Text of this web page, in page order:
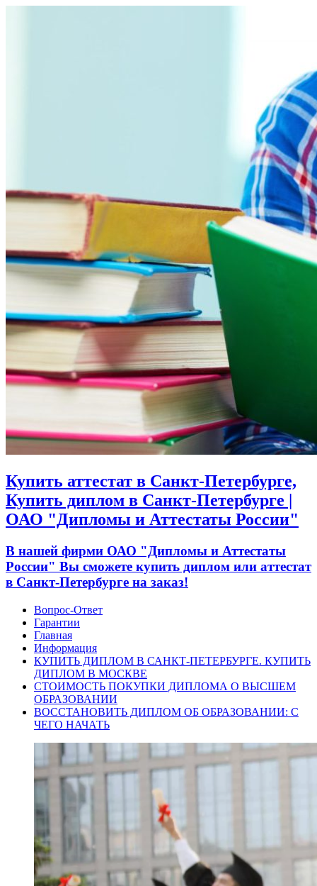
Купить аттестат в Санкт-Петербурге,
Купить диплом в Санкт-Петербурге |
ОАО "Дипломы и Аттестаты России"
В нашей фирми ОАО "Дипломы и Аттестаты
России" Вы сможете купить диплом или аттестат
в Санкт-Петербурге на заказ!
Вопрос-Ответ
Гарантии
Главная
Информация
КУПИТЬ ДИПЛОМ В САНКТ-ПЕТЕРБУРГЕ. КУПИТЬ
ДИПЛОМ В МОСКВЕ
СТОИМОСТЬ ПОКУПКИ ДИПЛОМА О ВЫСШЕМ
ОБРАЗОВАНИИ
ВОССТАНОВИТЬ ДИПЛОМ ОБ ОБРАЗОВАНИИ: С
ЧЕГО НАЧАТЬ